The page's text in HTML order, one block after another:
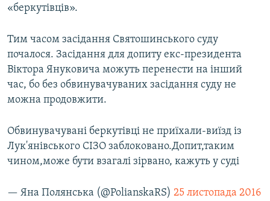
«беркутівців».
Тим часом засідання Святошинського суду
почалося. Засідання для допиту екс-президента
Віктора Януковича можуть перенести на інший
час, бо без обвинувачуваних засідання суду не
можна продовжити.
Обвинувачувані беркутівці не приїхали-виїзд із
Лук'янівського СІЗО заблоковано.Допит,таким
чином,може бути взагалі зірвано, кажуть у суді
— Яна Полянська (@PolianskaRS) 25 листопада 2016